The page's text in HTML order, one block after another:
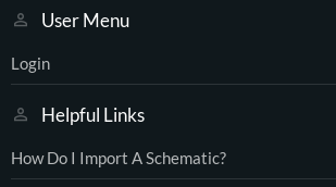
User Menu
Login
Helpful Links
How Do I Import A Schematic?